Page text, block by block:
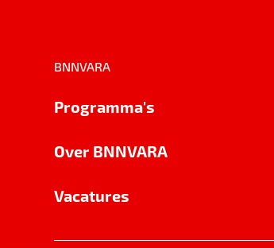
BNNVARA
Programma's
Over BNNVARA
Vacatures